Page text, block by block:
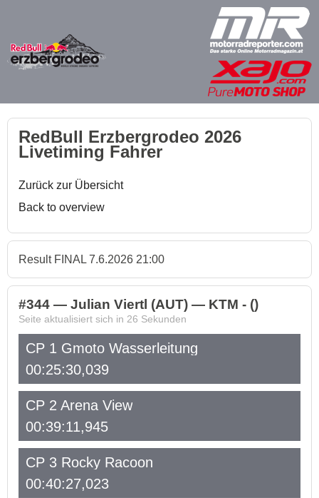
RedBull Erzbergrodeo 2026
Livetiming Fahrer
Zurück zur Übersicht
Back to overview
Result FINAL 7.6.2026 21:00
#344 — Julian Viertl (AUT) — KTM - ()
Seite aktualisiert sich in 26 Sekunden
CP 1 Gmoto Wasserleitung
00:25:30,039
CP 2 Arena View
00:39:11,945
CP 3 Rocky Racoon
00:40:27,023